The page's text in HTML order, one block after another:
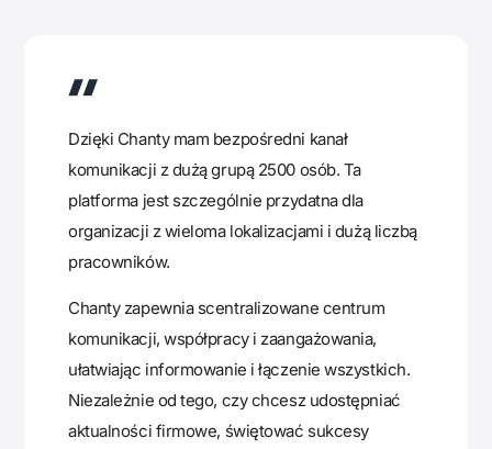
Dzięki Chanty mam bezpośredni kanał
komunikacji z dużą grupą 2500 osób. Ta
platforma jest szczególnie przydatna dla
organizacji z wieloma lokalizacjami i dużą liczbą
pracowników.
Chanty zapewnia scentralizowane centrum
komunikacji, współpracy i zaangażowania,
ułatwiając informowanie i łączenie wszystkich.
Niezależnie od tego, czy chcesz udostępniać
aktualności firmowe, świętować sukcesy